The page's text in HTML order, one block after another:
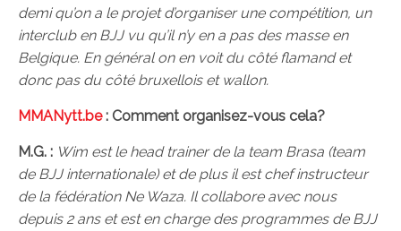
demi qu’on a le projet d’organiser une compétition, un
interclub en BJJ vu qu’il n’y en a pas des masse en
Belgique. En général on en voit du côté flamand et
donc pas du côté bruxellois et wallon.
MMANytt.be: Comment organisez-vous cela?
M.G. : Wim est le head trainer de la team Brasa (team
de BJJ internationale) et de plus il est chef instructeur
de la fédération Ne Waza. Il collabore avec nous
depuis 2 ans et est en charge des programmes de BJJ